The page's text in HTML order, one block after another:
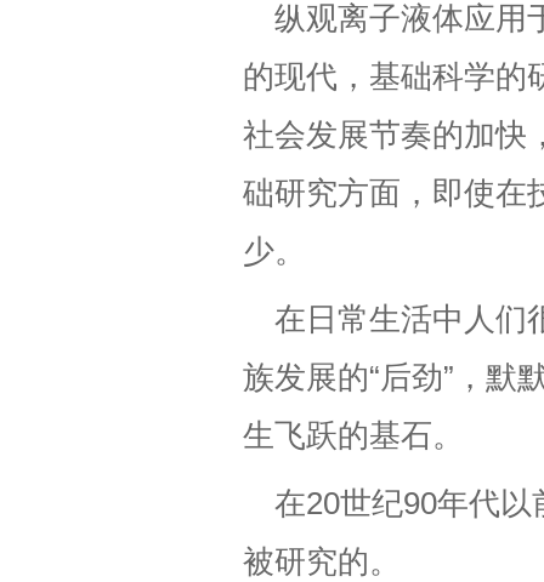
纵观离子液体应用
的现代，基础科学的
社会发展节奏的加快
础研究方面，即使在
少。
在日常生活中人们
族发展的“后劲”，默
生飞跃的基石。
在20世纪90年代
被研究的。